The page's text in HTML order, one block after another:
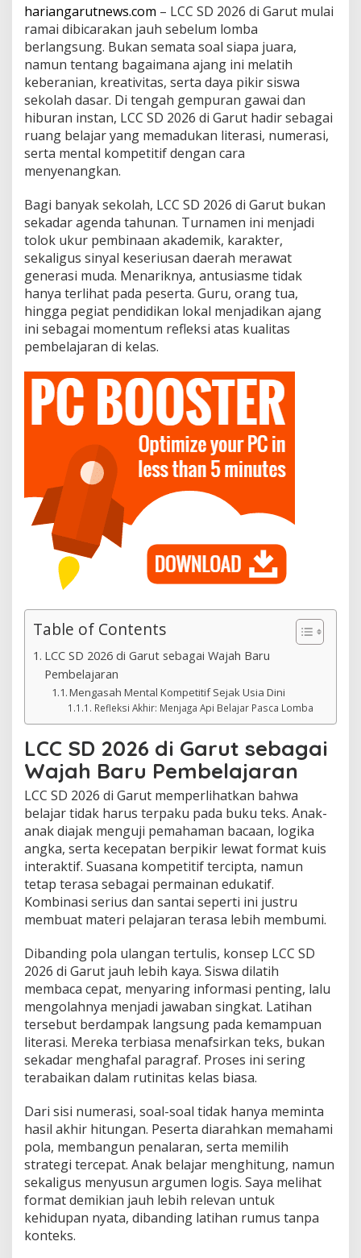
a
J
u
a
r
a
hariangarutnews.com – LCC SD 2026 di Garut mulai
ramai dibicarakan jauh sebelum lomba
berlangsung. Bukan semata soal siapa juara,
namun tentang bagaimana ajang ini melatih
keberanian, kreativitas, serta daya pikir siswa
sekolah dasar. Di tengah gempuran gawai dan
hiburan instan, LCC SD 2026 di Garut hadir sebagai
ruang belajar yang memadukan literasi, numerasi,
serta mental kompetitif dengan cara
menyenangkan.
Bagi banyak sekolah, LCC SD 2026 di Garut bukan
sekadar agenda tahunan. Turnamen ini menjadi
tolok ukur pembinaan akademik, karakter,
sekaligus sinyal keseriusan daerah merawat
generasi muda. Menariknya, antusiasme tidak
hanya terlihat pada peserta. Guru, orang tua,
hingga pegiat pendidikan lokal menjadikan ajang
ini sebagai momentum refleksi atas kualitas
pembelajaran di kelas.
Table of Contents
LCC SD 2026 di Garut sebagai Wajah Baru
Pembelajaran
Mengasah Mental Kompetitif Sejak Usia Dini
Refleksi Akhir: Menjaga Api Belajar Pasca Lomba
LCC SD 2026 di Garut sebagai
Wajah Baru Pembelajaran
LCC SD 2026 di Garut memperlihatkan bahwa
belajar tidak harus terpaku pada buku teks. Anak-
anak diajak menguji pemahaman bacaan, logika
angka, serta kecepatan berpikir lewat format kuis
interaktif. Suasana kompetitif tercipta, namun
tetap terasa sebagai permainan edukatif.
Kombinasi serius dan santai seperti ini justru
membuat materi pelajaran terasa lebih membumi.
Dibanding pola ulangan tertulis, konsep LCC SD
2026 di Garut jauh lebih kaya. Siswa dilatih
membaca cepat, menyaring informasi penting, lalu
mengolahnya menjadi jawaban singkat. Latihan
tersebut berdampak langsung pada kemampuan
literasi. Mereka terbiasa menafsirkan teks, bukan
sekadar menghafal paragraf. Proses ini sering
terabaikan dalam rutinitas kelas biasa.
Dari sisi numerasi, soal-soal tidak hanya meminta
hasil akhir hitungan. Peserta diarahkan memahami
pola, membangun penalaran, serta memilih
strategi tercepat. Anak belajar menghitung, namun
sekaligus menyusun argumen logis. Saya melihat
format demikian jauh lebih relevan untuk
kehidupan nyata, dibanding latihan rumus tanpa
konteks.